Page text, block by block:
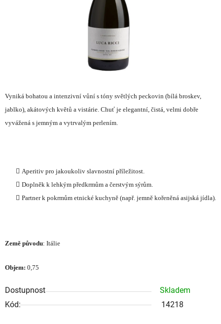
Vyniká bohatou a intenzivní vůní s tóny světlých peckovin (bílá broskev,
jablko), akátových květů a vistárie. Chuť je elegantní, čistá, velmi dobře
vyvážená s jemným a vytrvalým perlením.
Aperitiv pro jakoukoliv slavnostní příležitost.
Doplněk k lehkým předkrmům a čerstvým sýrům.
Partner k pokrmům etnické kuchyně (např. jemně kořeněná asijská jídla).
Země původu: Itálie
Objem: 0,75
Dostupnost
Skladem
Kód:
14218